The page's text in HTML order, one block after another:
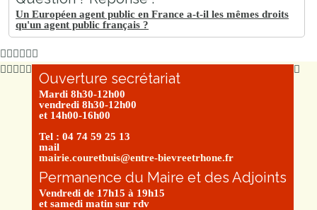
Un Européen agent public en France a-t-il les mêmes droits
qu'un agent public français ?
Ouverture secrétariat
Mardi 8h30-12h00
vendredi 8h30-12h00
et 14h00-16h00
Tel : 04 74 59 25 13
mail
mairie.couretbuis@entre-bievreetrhone.fr
Permanence du Maire et des Adjoints
Vendredi de 17h15 à 19h15
et samedi matin sur rdv